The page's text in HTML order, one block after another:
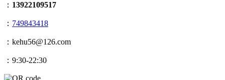
： 13922109517
： 749843418
：kehu56@126.com
：9:30-22:30